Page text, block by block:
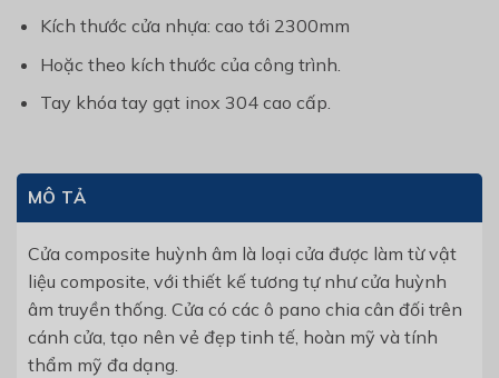
Kích thước cửa nhựa: cao tới 2300mm
Hoặc theo kích thước của công trình.
Tay khóa tay gạt inox 304 cao cấp.
MÔ TẢ
Cửa composite huỳnh âm là loại cửa được làm từ vật
liệu composite, với thiết kế tương tự như cửa huỳnh
âm truyền thống. Cửa có các ô pano chia cân đối trên
cánh cửa, tạo nên vẻ đẹp tinh tế, hoàn mỹ và tính
thẩm mỹ đa dạng.